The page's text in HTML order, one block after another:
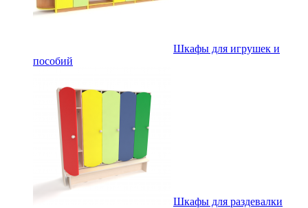
Шкафы для игрушек и
пособий
Шкафы для раздевалки